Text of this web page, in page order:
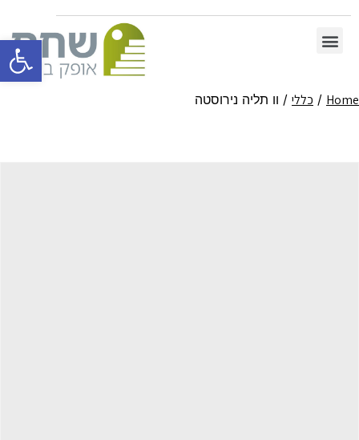
פתח
Home
/ כללי / וו תליה נירוסטה